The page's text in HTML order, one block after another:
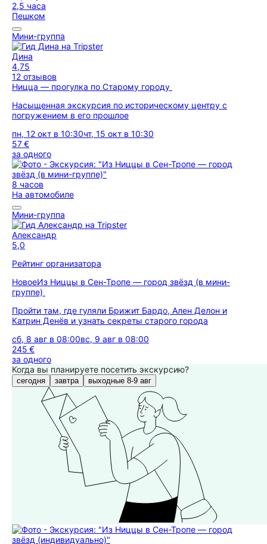
2,5 часа
Пешком
Мини-группа
Дина
4,75
12 отзывов
Ницца — прогулка по Старому городу
Насыщенная экскурсия по историческому центру с
погружением в его прошлое
пн, 12 окт в 10:30чт, 15 окт в 10:30
57 €
за одного
8 часов
На автомобиле
Мини-группа
Александр
5,0
Рейтинг организатора
НовоеИз Ниццы в Сен-Тропе — город звёзд (в мини-
группе)
Пройти там, где гуляли Брижит Бардо, Ален Делон и
Катрин Денёв и узнать секреты старого города
сб, 8 авг в 08:00вс, 9 авг в 08:00
245 €
за одного
Когда вы планируете посетить экскурсию?
сегодня завтра выходные 8-9 авг